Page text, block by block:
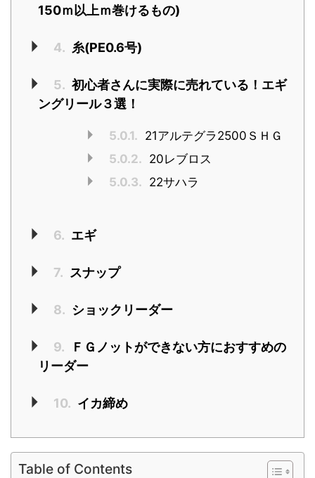
150ｍ以上ｍ巻けるもの)
4. 糸(PE0.6号)
5. 初心者さんに実際に売れている！エギ
ングリール３選！
5.0.1. 21アルテグラ2500ＳＨＧ
5.0.2. 20レブロス
5.0.3. 22サハラ
6. エギ
7. スナップ
8. ショックリーダー
9.
ＦＧノットができない方におすすめの
リーダー
10. イカ締め
Table of Contents